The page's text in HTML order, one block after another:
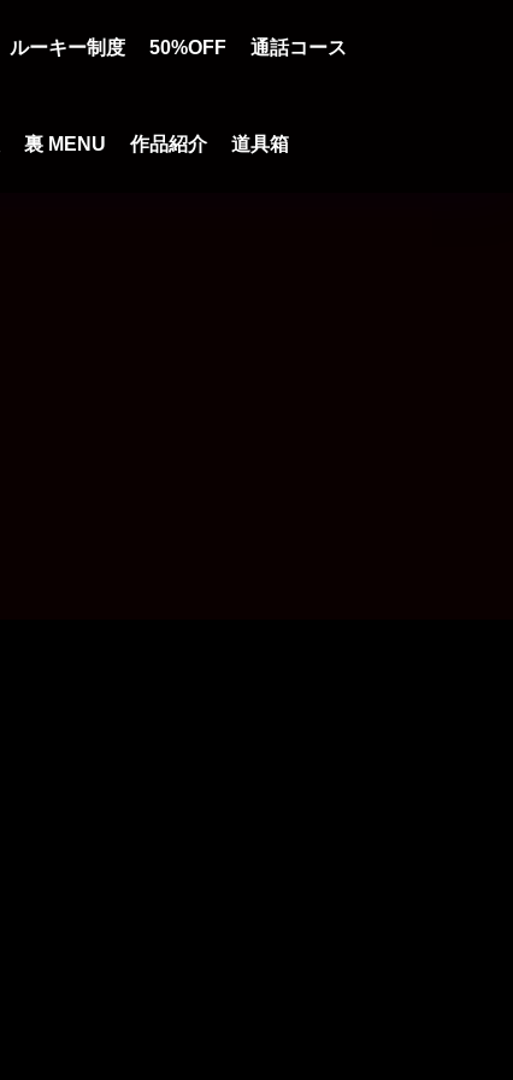
ルーキー制度 50%OFF 通話コース
裏 MENU 作品紹介 道具箱